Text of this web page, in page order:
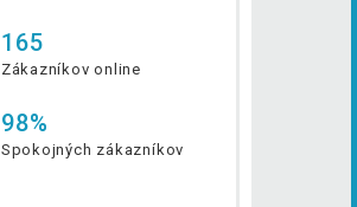
165
Zákazníkov online
98%
Spokojných zákazníkov